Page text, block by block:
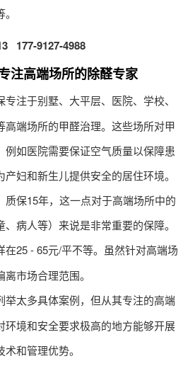
177-9127-4988
高端场所的除醛专家
专注于别墅、大平层、医院、学校、
高端场所的甲醛治理。这些场所对甲
例如医院需要保证空气质量以保障患
妇和新生儿提供安全的居住环境。
质保15年，这一点对于高端场所中的
病人等）来说是非常重要的保障。
在25 - 65元/平不等。虽然针对高端场
市场合理范围。
举太多具体案例，但从其专注的高端
环境和安全要求极高的地方能够开展
和管理优势。